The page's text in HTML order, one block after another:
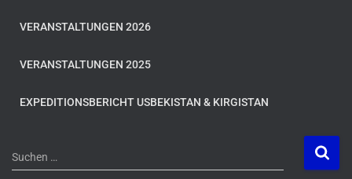
VERANSTALTUNGEN 2026
VERANSTALTUNGEN 2025
EXPEDITIONSBERICHT USBEKISTAN & KIRGISTAN
S
u
Suchen …